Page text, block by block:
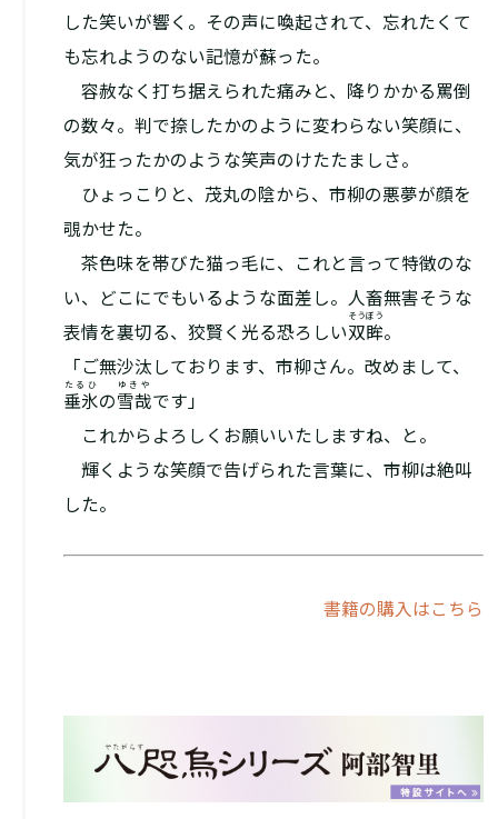
した笑いが響く。その声に喚起されて、忘れたくて
も忘れようのない記憶が蘇った。
容赦なく打ち据えられた痛みと、降りかかる罵倒
の数々。判で捺したかのように変わらない笑顔に、
気が狂ったかのような笑声のけたたましさ。
ひょっこりと、茂丸の陰から、市柳の悪夢が顔を
覗かせた。
茶色味を帯びた猫っ毛に、これと言って特徴のな
い、どこにでもいるような面差し。人畜無害そうな
表情を裏切る、狡賢く光る恐ろしい双眸
そうぼう
。
「ご無沙汰しております、市柳さん。改めまして、
垂氷
たるひ
の雪哉
ゆきや
です」
これからよろしくお願いいたしますね、と。
輝くような笑顔で告げられた言葉に、市柳は絶叫
した。
書籍の購入はこちら